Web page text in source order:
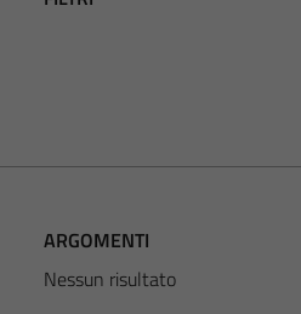
ARGOMENTI
Nessun risultato